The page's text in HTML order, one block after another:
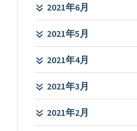
2021年6月
2021年5月
2021年4月
2021年3月
2021年2月